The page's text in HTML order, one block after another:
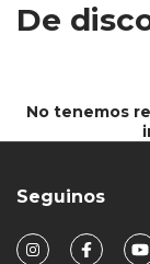
De
No tenemos
Seguinos